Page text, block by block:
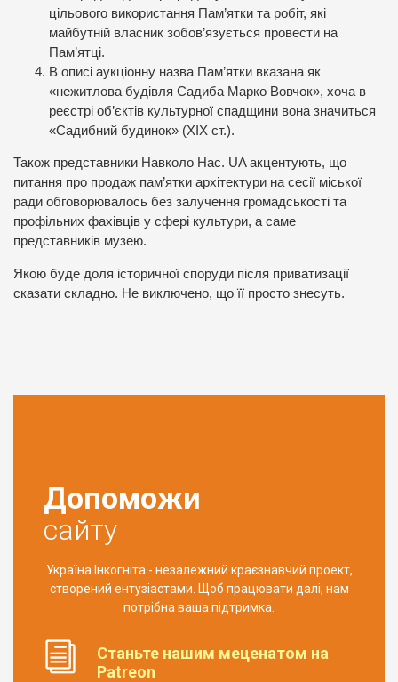
цільового використання Пам’ятки та робіт, які
майбутній власник зобов’язується провести на
Пам’ятці.
В описі аукціонну назва Пам’ятки вказана як
«нежитлова будівля Садиба Марко Вовчок», хоча в
реєстрі об’єктів культурної спадщини вона значиться
«Садибний будинок» (XIX ст.).
Також представники Навколо Нас. UA акцентують, що
питання про продаж пам’ятки архітектури на сесії міської
ради обговорювалось без залучення громадськості та
профільних фахівців у сфері культури, а саме
представників музею.
Якою буде доля історичної споруди після приватизації
сказати складно. Не виключено, що її просто знесуть.
Допоможи
сайту
Україна Інкогніта - незалежний краєзнавчий проект,
створений ентузіастами. Щоб працювати далі, нам
потрібна ваша підтримка.
Станьте нашим меценатом на
Patreon